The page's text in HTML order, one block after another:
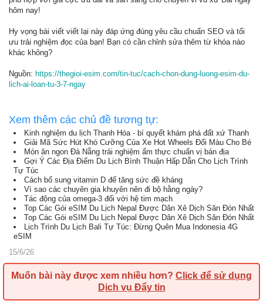
hôm nay!
Hy vọng bài viết viết lại này đáp ứng đúng yêu cầu chuẩn SEO và tối
ưu trải nghiệm đọc của bạn! Bạn có cần chỉnh sửa thêm từ khóa nào
khác không?
Nguồn: https://thegioi-esim.com/tin-tuc/cach-chon-dung-luong-esim-du-
lich-ai-loan-tu-3-7-ngay
Xem thêm các chủ đề tương tự:
Kinh nghiệm du lịch Thanh Hóa - bí quyết khám phá đất xứ Thanh
Giải Mã Sức Hút Khó Cưỡng Của Xe Hot Wheels Đổi Màu Cho Bé
Món ăn ngon Đà Nẵng trải nghiệm ẩm thực chuẩn vị bản địa
Gợi Ý Các Địa Điểm Du Lịch Bình Thuận Hấp Dẫn Cho Lịch Trình
Tự Túc
Cách bổ sung vitamin D để tăng sức đề kháng
Vì sao các chuyên gia khuyên nên đi bộ hằng ngày?
Tác động của omega-3 đối với hệ tim mạch
Top Các Gói eSIM Du Lịch Nepal Được Dân Xê Dịch Săn Đón Nhất
Top Các Gói eSIM Du Lịch Nepal Được Dân Xê Dịch Săn Đón Nhất
Lịch Trình Du Lịch Bali Tự Túc: Đừng Quên Mua Indonesia 4G
eSIM
15/6/26
Muốn bài này được xem nhiều hơn? Click để sử dụng
Dịch vụ Đẩy tin